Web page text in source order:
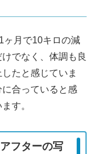
ヶ月で10キロの減
でなく、体調も良
たと感じていま
合っていると感
す。
フターの写